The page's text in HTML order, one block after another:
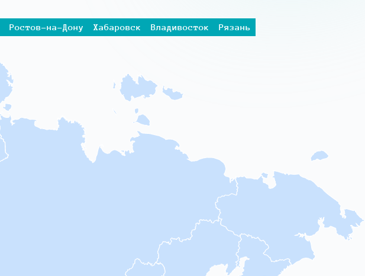
Ростов-на-Дону Хабаровск Владивосток
Рязань